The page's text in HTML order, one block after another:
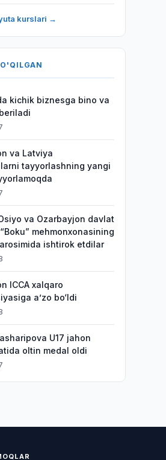
kurslari →
kichik biznesga bino va
va Latviya
tayyorlashning yangi
va Ozarbayjon davlat
mehmonxonasining
ishtirok etdilar
ICCA xalqaro
aʼzo bo‘ldi
U17 jahon
oltin medal oldi